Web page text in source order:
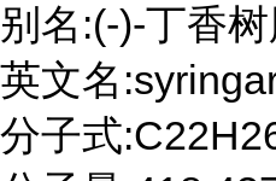
别名:(-)-丁香
英文名
分子式